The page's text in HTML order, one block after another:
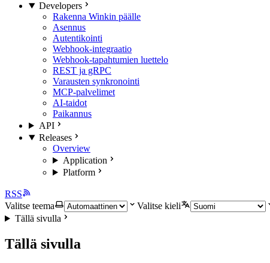
Developers
Rakenna Winkin päälle
Asennus
Autentikointi
Webhook-integraatio
Webhook-tapahtumien luettelo
REST ja gRPC
Varausten synkronointi
MCP-palvelimet
AI-taidot
Paikannus
API
Releases
Overview
Application
Platform
RSS
Valitse teema
Valitse kieli
Tällä sivulla
Tällä sivulla